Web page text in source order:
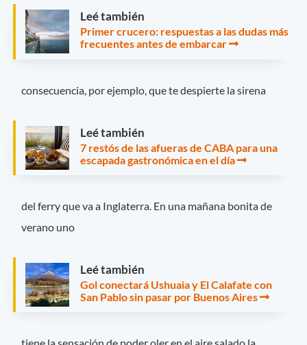
Leé también
Primer crucero: respuestas a las dudas más
frecuentes antes de embarcar
consecuencia, por ejemplo, que te despierte la sirena
Leé también
7 restós de las afueras de CABA para una
escapada gastronómica en el día
del ferry que va a Inglaterra. En una mañana bonita de
verano uno
Leé también
Gol conectará Ushuaia y El Calafate con
San Pablo sin pasar por Buenos Aires